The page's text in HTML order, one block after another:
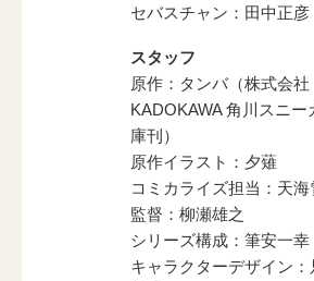
セバスチャン：田中正彦
スタッフ
原作：タンバ（株式会社
KADOKAWA 角川スニー
庫刊）
原作イラスト：夕薙
コミカライズ担当：天海
監督：柳瀬雄之
シリーズ構成：筆安一幸
キャラクターデザイン：